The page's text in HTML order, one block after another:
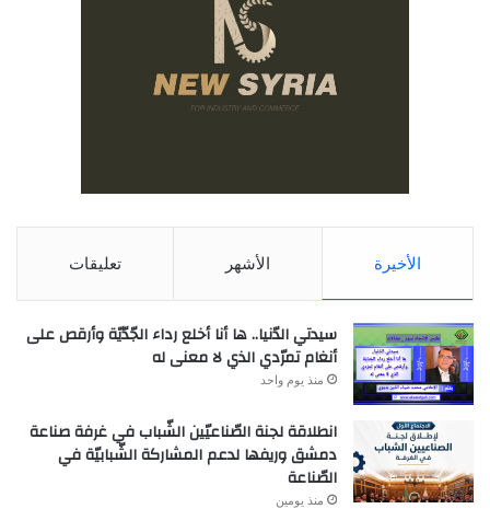
الأخيرة الأشهر تعليقات
سيدتي الدّنيا.. ها أنا أخلع رداء الجّدّيّة وأرقص على
أنغام تمرّدي الذي لا معنى له
منذ يوم واحد
انطلاقة لجنة الصّناعيّين الشّباب في غرفة صناعة
دمشق وريفها لدعم المشاركة الشّبابيّة في
الصّناعة
منذ يومين